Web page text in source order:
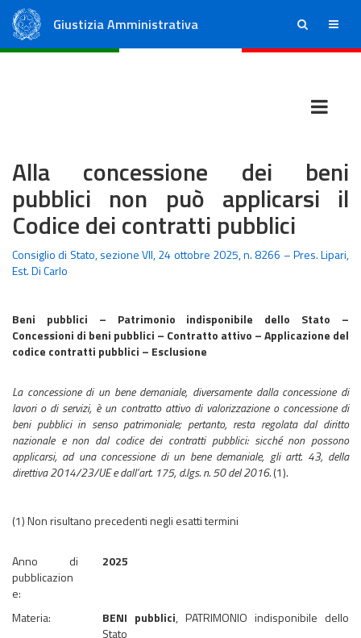
Giustizia Amministrativa ricerca menu
Alla concessione dei beni
pubblici non può applicarsi il
Codice dei contratti pubblici
Consiglio di Stato, sezione VII, 24 ottobre 2025, n. 8266 – Pres. Lipari,
Est. Di Carlo
Beni pubblici – Patrimonio indisponibile dello Stato –
Concessioni di beni pubblici – Contratto attivo – Applicazione del
codice contratti pubblici – Esclusione
La concessione di un bene demaniale, diversamente dalla concessione di
lavori o di servizi, è un contratto attivo di valorizzazione o concessione di
beni pubblici in senso patrimoniale; pertanto, resta regolata dal diritto
nazionale e non dal codice dei contratti pubblici: sicché non possono
applicarsi, ad una concessione di un bene demaniale, gli artt. 43, della
direttiva 2014/23/UE e dall’art. 175, d.lgs. n. 50 del 2016.(1).
(1) Non risultano precedenti negli esatti termini
Anno di
pubblicazion
e:
2025
Materia: BENI pubblici, PATRIMONIO indisponibile dello
Stato